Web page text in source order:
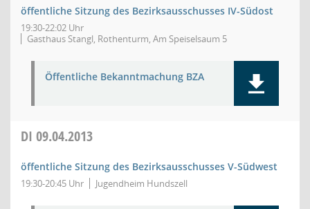
öffentliche Sitzung des Bezirksausschusses IV-Südost
19:30-22:02 Uhr
Gasthaus Stangl, Rothenturm, Am Speiselsaum 5
Öffentliche Bekanntmachung BZA
DI 09.04.2013
öffentliche Sitzung des Bezirksausschusses V-Südwest
19:30-20:45 Uhr Jugendheim Hundszell